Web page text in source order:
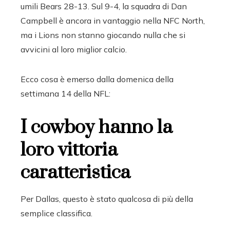
umili Bears 28-13. Sul 9-4, la squadra di Dan
Campbell è ancora in vantaggio nella NFC North,
ma i Lions non stanno giocando nulla che si
avvicini al loro miglior calcio.
Ecco cosa è emerso dalla domenica della
settimana 14 della NFL:
I cowboy hanno la
loro vittoria
caratteristica
Per Dallas, questo è stato qualcosa di più della
semplice classifica.